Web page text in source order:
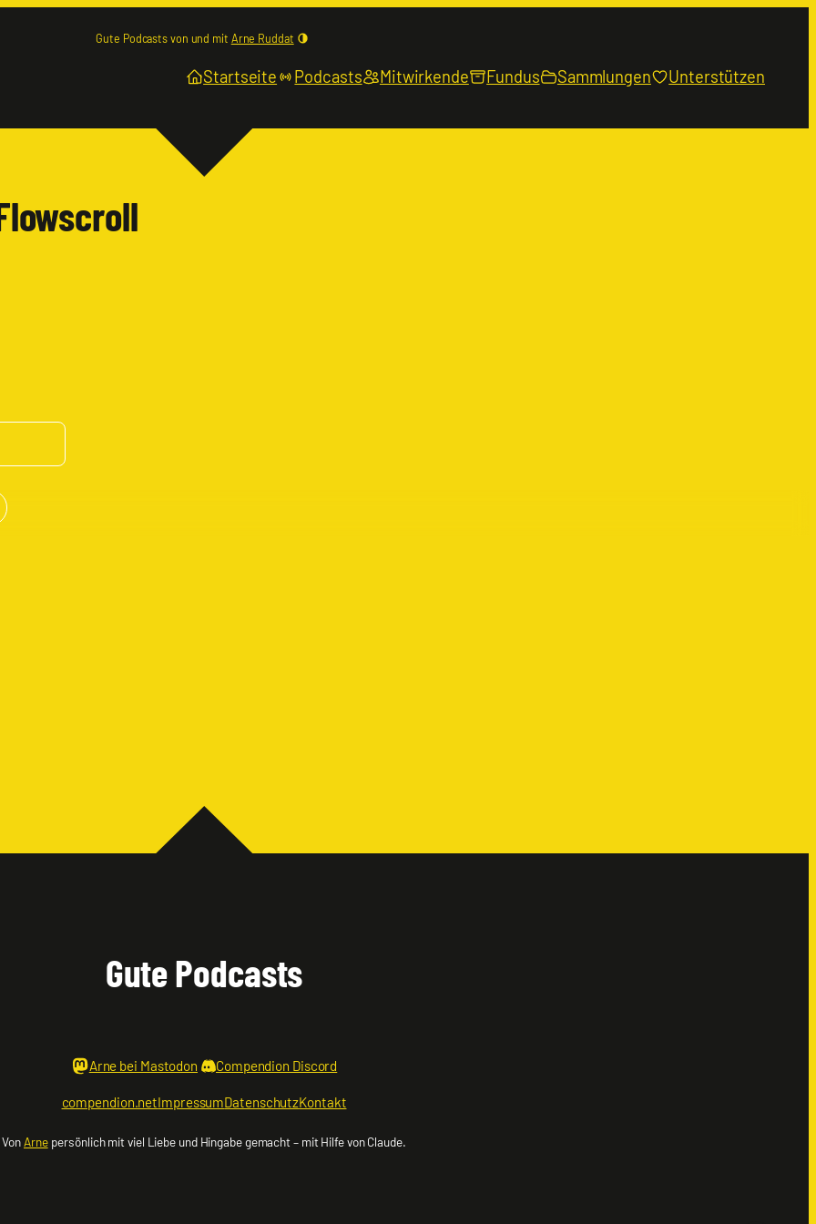
Gute Podcasts von und mit Arne Ruddat
Startseite Podcasts Mitwirkende Fundus Sammlungen Unterstützen
Gute Podcasts
Arne bei Mastodon Compendion Discord
compendion.netImpressumDatenschutzKontakt
Von Arnepersönlich mit viel Liebe und Hingabe gemacht – mit Hilfe von Claude.